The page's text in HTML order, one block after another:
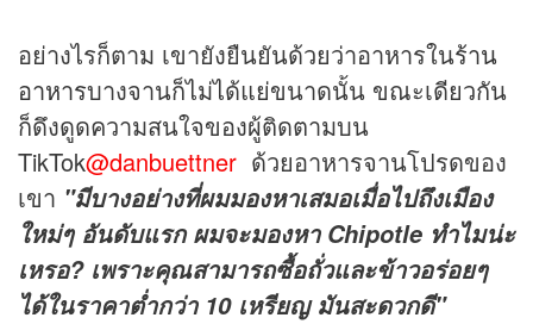
อย่างไรก็ตาม เขายังยืนยันด้วยว่าอาหารในร้าน
อาหารบางจานก็ไม่ได้แย่ขนาดนั้น ขณะเดียวกัน
ก็ดึงดูดความสนใจของผู้ติดตามบน
TikTok@danbuettner ด้วยอาหารจานโปรดของ
เขา "มีบางอย่างที่ผมมองหาเสมอเมื่อไปถึงเมือง
ใหม่ๆ อันดับแรก ผมจะมองหา Chipotle ทำไมน่ะ
เหรอ? เพราะคุณสามารถซื้อถั่วและข้าวอร่อยๆ
ได้ในราคาต่ำกว่า 10 เหรียญ มันสะดวกดี"